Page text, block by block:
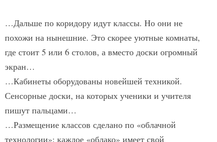
…Дальше по коридору идут классы. Но они не
похожи на нынешние. Это скорее уютные комнаты,
где стоит 5 или 6 столов, а вместо доски огромный
экран…
…Кабинеты оборудованы новейшей техникой.
Сенсорные доски, на которых ученики и учителя
пишут пальцами…
…Размещение классов сделано по «облачной
технологии»: каждое «облако» имеет свой